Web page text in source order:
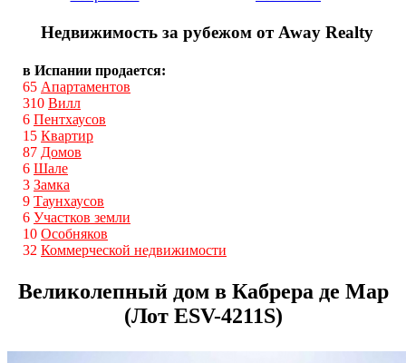
Недвижимость за рубежом от Away Realty
в Испании продается:
65 Апартаментов
310 Вилл
6 Пентхаусов
15 Квартир
87 Домов
6 Шале
3 Замка
9 Таунхаусов
6 Участков земли
10 Особняков
32 Коммерческой недвижимости
Великолепный дом в Кабрера де Мар
(Лот ESV-4211S)